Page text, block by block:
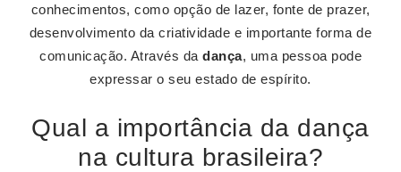
conhecimentos, como opção de lazer, fonte de prazer,
desenvolvimento da criatividade e importante forma de
comunicação. Através da dança, uma pessoa pode
expressar o seu estado de espírito.
Qual a importância da dança
na cultura brasileira?